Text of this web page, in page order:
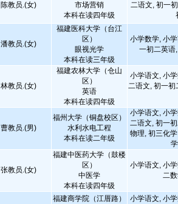
陈教员.(女)
市场营销
本科在读四年级
二语文, 初一
潘教员.(女)
福建医科大学（台江
区）
眼视光学
本科在读三年级
小学数学, 小
一初二英语
林教员.(女)
福建农林大学（仓山
区）
英语
本科在读四年级
小学语文, 小
二语文, 初一初
曹教员.(男)
福州大学（铜盘校区）
水利水电工程
本科在读二年级
小学语文, 小
二语文, 初一
物理, 初三化
张教员.(女)
福建中医药大学（鼓楼
区）
中医学
本科在读四年级
小学语文, 小
二
福建商学院（江厝路）
小学语文, 小